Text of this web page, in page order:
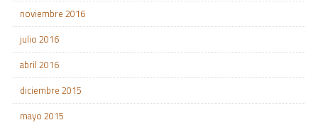
noviembre 2016
julio 2016
abril 2016
diciembre 2015
mayo 2015